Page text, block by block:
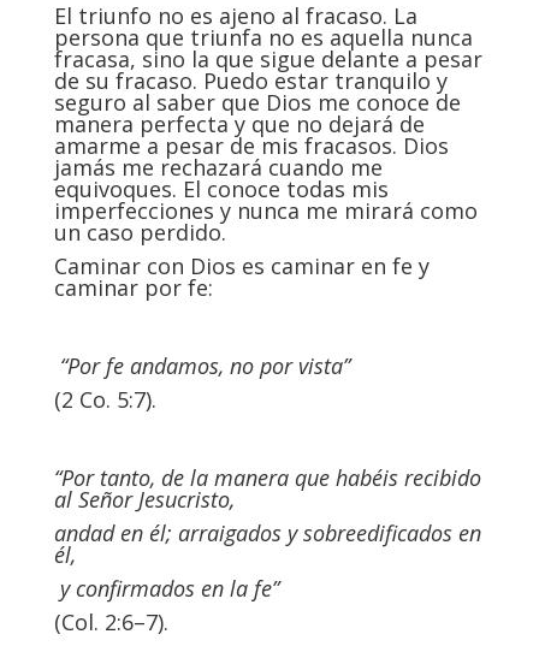
El triunfo no es ajeno al fracaso. La
persona que triunfa no es aquella nunca
fracasa, sino la que sigue delante a pesar
de su fracaso. Puedo estar tranquilo y
seguro al saber que Dios me conoce de
manera perfecta y que no dejará de
amarme a pesar de mis fracasos. Dios
jamás me rechazará cuando me
equivoques. El conoce todas mis
imperfecciones y nunca me mirará como
un caso perdido.
Caminar con Dios es caminar en fe y
caminar por fe:
“Por fe andamos, no por vista”
(2 Co. 5:7).
“Por tanto, de la manera que habéis recibido
al Señor Jesucristo,
andad en él; arraigados y sobreedificados en
él,
y confirmados en la fe”
(Col. 2:6–7).